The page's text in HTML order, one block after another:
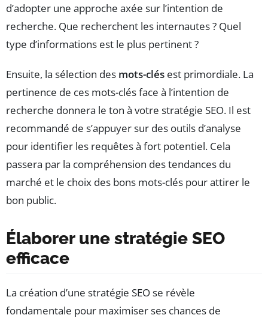
d’adopter une approche axée sur l’intention de
recherche. Que recherchent les internautes ? Quel
type d’informations est le plus pertinent ?
Ensuite, la sélection des mots-clés est primordiale. La
pertinence de ces mots-clés face à l’intention de
recherche donnera le ton à votre stratégie SEO. Il est
recommandé de s’appuyer sur des outils d’analyse
pour identifier les requêtes à fort potentiel. Cela
passera par la compréhension des tendances du
marché et le choix des bons mots-clés pour attirer le
bon public.
Élaborer une stratégie SEO
efficace
La création d’une stratégie SEO se révèle
fondamentale pour maximiser ses chances de